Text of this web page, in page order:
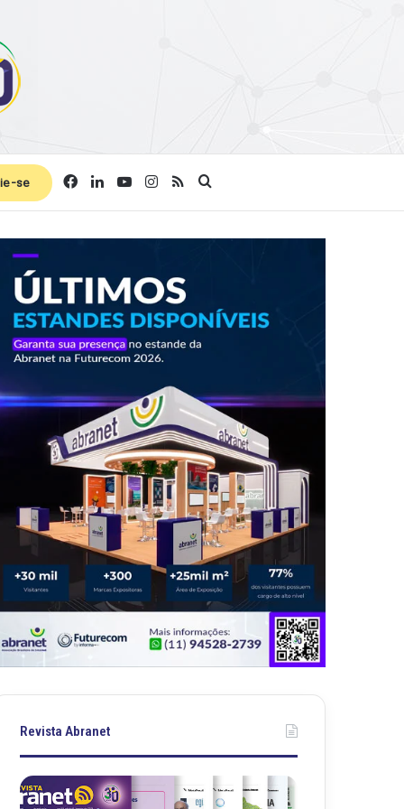
se Facebook
LinkedinYouTubeInstagram
RSS
Revista Abranet
Revista
Abranet